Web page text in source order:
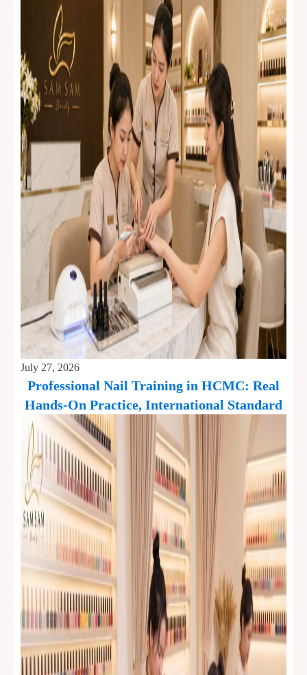
July 27, 2026
Professional Nail Training in HCMC: Real
Hands-On Practice, International Standard